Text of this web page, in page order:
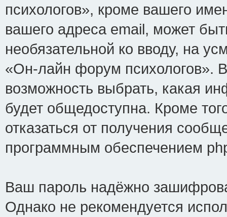
психологов», кроме вашего
вашего адреса email, может
необязательной ко вводу, на
«Он-лайн форум психологов».
возможность выбрать, какая
будет общедоступна. Кроме
отказаться от получения
программным обеспечением
Ваш пароль надёжно
Однако не рекомендуется